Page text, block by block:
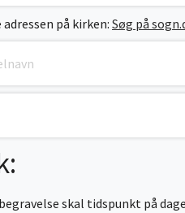
adressen på kirken:Søg på
skal tidspunkt på